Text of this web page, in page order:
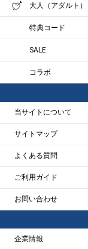
大人（アダルト）
特典コード
SALE
コラボ
当サイトについて
サイトマップ
よくある質問
ご利用ガイド
お問い合わせ
企業情報